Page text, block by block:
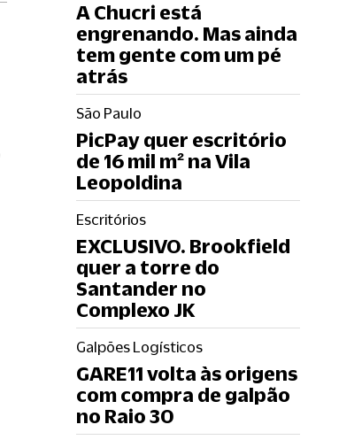
A Chucri está
engrenando. Mas ainda
tem gente com um pé
atrás
São Paulo
PicPay quer escritório
de 16 mil m² na Vila
Leopoldina
Escritórios
EXCLUSIVO. Brookfield
quer a torre do
Santander no
Complexo JK
Galpões Logísticos
GARE11 volta às origens
com compra de galpão
no Raio 30